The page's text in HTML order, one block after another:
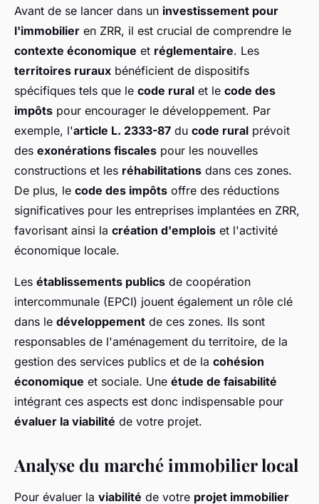
Avant de se lancer dans un investissement pour
l'immobilier en ZRR, il est crucial de comprendre le
contexte économique et réglementaire. Les
territoires ruraux bénéficient de dispositifs
spécifiques tels que le code rural et le code des
impôts pour encourager le développement. Par
exemple, l'article L. 2333-87 du code rural prévoit
des exonérations fiscales pour les nouvelles
constructions et les réhabilitations dans ces zones.
De plus, le code des impôts offre des réductions
significatives pour les entreprises implantées en ZRR,
favorisant ainsi la création d'emplois et l'activité
économique locale.
Les établissements publics de coopération
intercommunale (EPCI) jouent également un rôle clé
dans le développement de ces zones. Ils sont
responsables de l'aménagement du territoire, de la
gestion des services publics et de la cohésion
économique et sociale. Une étude de faisabilité
intégrant ces aspects est donc indispensable pour
évaluer la viabilité de votre projet.
Analyse du marché immobilier local
Pour évaluer la viabilité de votre projet immobilier